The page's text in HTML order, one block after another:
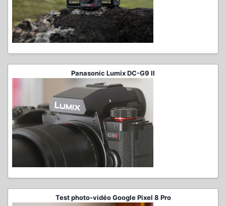
Panasonic Lumix DC-G9 II
Test photo-vidéo Google Pixel 8 Pro